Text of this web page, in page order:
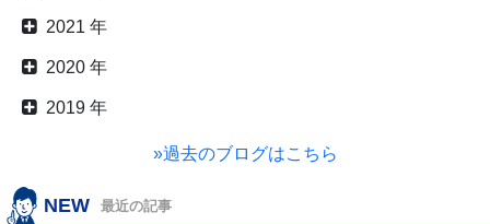
2021 年
2020 年
2019 年
»過去のブログはこちら
NEW 最近の記事